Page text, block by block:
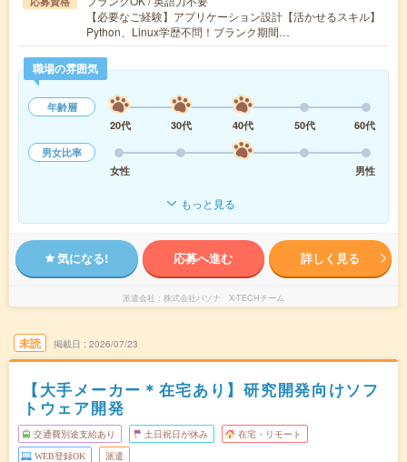
【必要なご経験】アプリケーション設計【活かせるスキル】
Python、Linux学歴不問！ブランク期間…
職場の雰囲気
年齢層
20代
30代 40代 50代
60代
男女比率
女性
男性
もっと見る
気になる! 応募へ進む 詳しく見る
派遣会社 株式会社パソナ X-TECHチーム
未読 掲載日 2026/07/23
【大手メーカー＊在宅あり】研究開発向けソフ
トウェア開発
交通費別途支給あり 土日祝日が休み 在宅・リモート
WEB登録OK 派遣